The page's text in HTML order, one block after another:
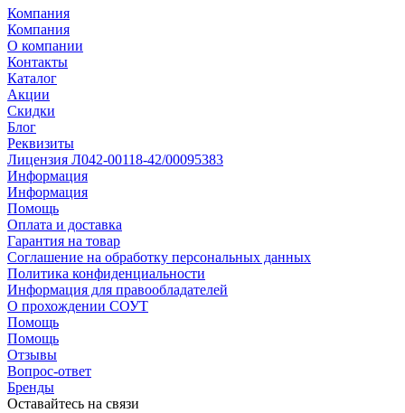
Компания
Компания
О компании
Контакты
Каталог
Акции
Скидки
Блог
Реквизиты
Лицензия Л042-00118-42/00095383
Информация
Информация
Помощь
Оплата и доставка
Гарантия на товар
Соглашение на обработку персональных данных
Политика конфиденциальности
Информация для правообладателей
О прохождении СОУТ
Помощь
Помощь
Отзывы
Вопрос-ответ
Бренды
Оставайтесь на связи